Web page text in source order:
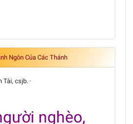
Ngôn Của Các Thánh
Tài, csjb. ·
nghèo,